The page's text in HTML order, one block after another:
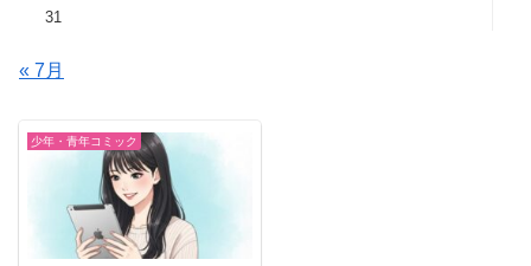
31
« 7月
少年・青年コミック